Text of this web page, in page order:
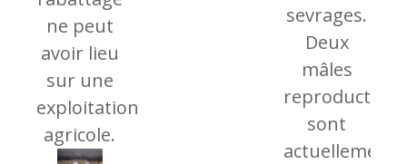
ne peut
avoir lieu
sur une
exploitation
agricole.
sevrages.
Deux
mâles
sont
actuellement